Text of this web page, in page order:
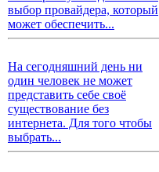
выбор провайдера, который
может обеспечить...
На сегодняшний день ни
один человек не может
представить себе своё
существование без
интернета. Для того чтобы
выбрать...